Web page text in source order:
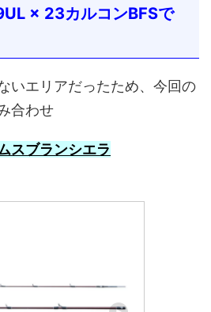
× 23カルコンBFSで
いエリアだったため、今回の
合わせ
スブランシエラ